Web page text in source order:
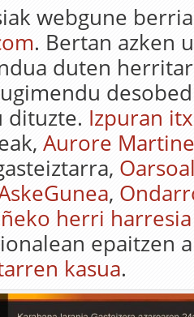
webgune
. Bertan azken
duten
dituzte. Izpuran
Aurore
,
herri harresia
epaitzen
kasua.